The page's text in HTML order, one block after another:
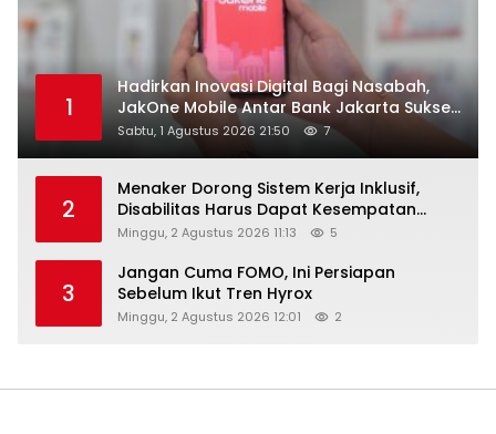
1
Hadirkan Inovasi Digital Bagi Nasabah,
JakOne Mobile Antar Bank Jakarta Sukses
Raih Digital Excellence Awards 2026
Sabtu, 1 Agustus 2026 21:50 7
2
Menaker Dorong Sistem Kerja Inklusif,
Disabilitas Harus Dapat Kesempatan
Setara
Minggu, 2 Agustus 2026 11:13 5
3
Jangan Cuma FOMO, Ini Persiapan
Sebelum Ikut Tren Hyrox
Minggu, 2 Agustus 2026 12:01 2